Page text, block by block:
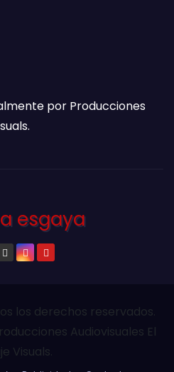
por Producciones
los derechos reservados.
Audiovisuales El
Visuals.